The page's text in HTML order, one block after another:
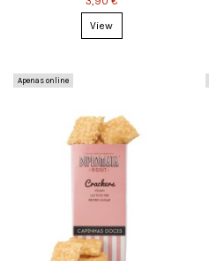
View
Apenas online